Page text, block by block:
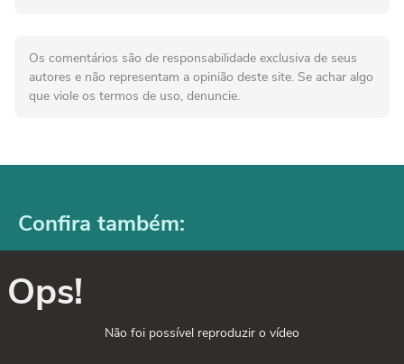
Os comentários são de responsabilidade exclusiva de seus
autores e não representam a opinião deste site. Se achar algo
que viole os termos de uso, denuncie.
Confira também:
Ops!
Não foi possível reproduzir o vídeo